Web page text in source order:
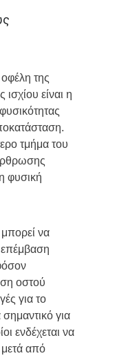
της
είναι η
τμήμα του
φυσική
να
επέμβαση
οστού
για το
σημαντικό για
ενδέχεται να
από